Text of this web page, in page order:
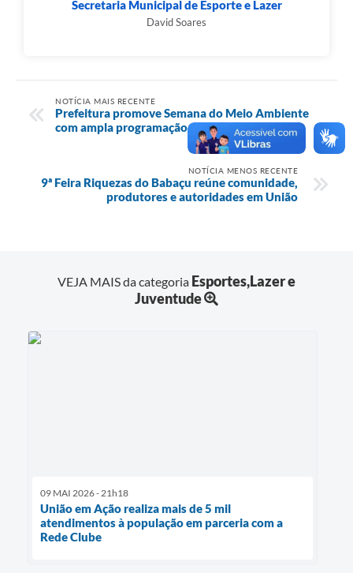
Secretaria Municipal de Esporte e Lazer
David Soares
NOTÍCIA MAIS RECENTE
Prefeitura promove Semana do Meio Ambiente
com ampla programação educativa
NOTÍCIA MENOS RECENTE
9ª Feira Riquezas do Babaçu reúne comunidade,
produtores e autoridades em União
VEJA MAIS da categoria Esportes,Lazer e
Juventude
09 MAI 2026 - 21h18
União em Ação realiza mais de 5 mil
atendimentos à população em parceria com a
Rede Clube